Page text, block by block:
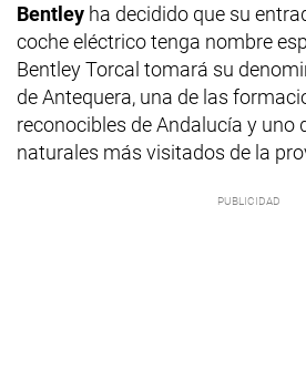
Bentley ha decidido que su
coche eléctrico tenga nombre
Bentley Torcal tomará su
de Antequera, una de las
reconocibles de Andalucía y uno
naturales más visitados de la